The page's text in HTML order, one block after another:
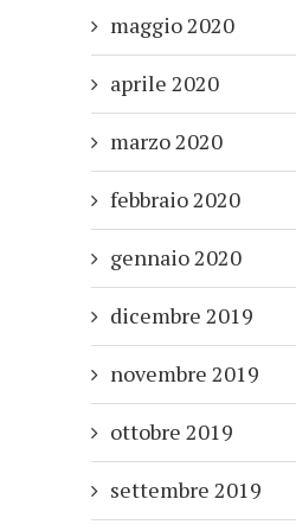
maggio 2020
aprile 2020
marzo 2020
febbraio 2020
gennaio 2020
dicembre 2019
novembre 2019
ottobre 2019
settembre 2019